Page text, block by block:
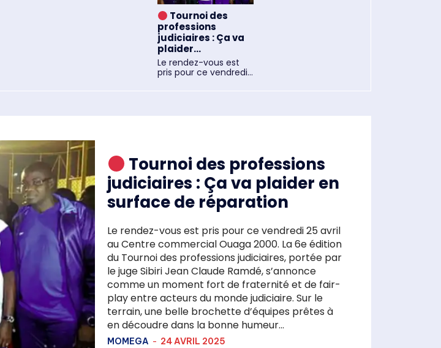
Tournoi des
professions
judiciaires : Ça va
plaider...
Le rendez-vous est
pris pour ce vendredi...
Tournoi des professions
judiciaires : Ça va plaider en
surface de réparation
Le rendez-vous est pris pour ce vendredi 25 avril
au Centre commercial Ouaga 2000. La 6e édition
du Tournoi des professions judiciaires, portée par
le juge Sibiri Jean Claude Ramdé, s’annonce
comme un moment fort de fraternité et de fair-
play entre acteurs du monde judiciaire. Sur le
terrain, une belle brochette d’équipes prêtes à
en découdre dans la bonne humeur...
MOMEGA - 24 AVRIL 2025